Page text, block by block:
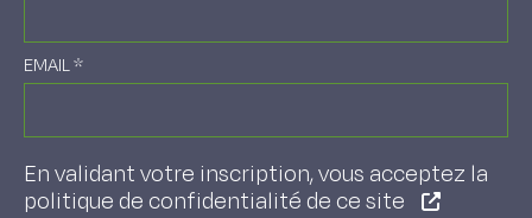
EMAIL*
En validant votre inscription, vous acceptez la
politique de confidentialité de ce site